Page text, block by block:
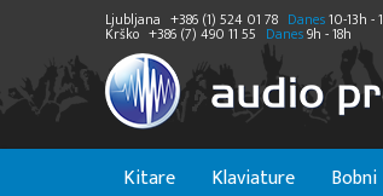
Ljubljana +386 (1) 524 01 78 Danes10-13h -
Krško +386 (7) 490 11 55 Danes9h - 18h
Kitare Klaviature Bobni